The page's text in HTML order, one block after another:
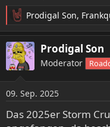
R
e
a
k
t
n
e
n
Prodigal Son,
Prodigal Son
Moderator
09. Sep. 2025
Das 2025er Storm